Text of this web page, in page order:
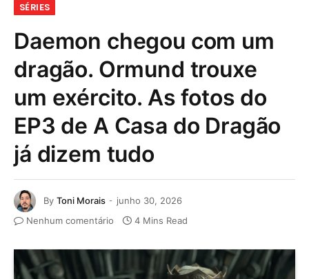
SÉRIES
Daemon chegou com um
dragão. Ormund trouxe
um exército. As fotos do
EP3 de A Casa do Dragão
já dizem tudo
By Toni Morais
junho 30, 2026
Nenhum comentário
4 Mins Read